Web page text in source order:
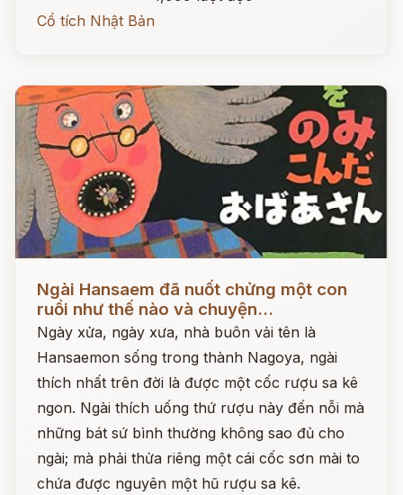
Cổ tích Nhật Bản
Ngài Hansaem đã nuốt chửng một con
ruồi như thế nào và chuyện...
Ngày xửa, ngày xưa, nhà buôn vải tên là
Hansaemon sống trong thành Nagoya, ngài
thích nhất trên đời là được một cốc rượu sa kê
ngon. Ngài thích uống thứ rượu này đến nỗi mà
những bát sứ bình thường không sao đủ cho
ngài; mà phải thửa riêng một cái cốc sơn mài to
chứa được nguyên một hũ rượu sa kê.